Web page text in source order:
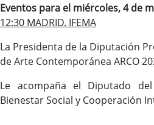
Eventos para el miércoles, 4 de
12:30 MADRID. IFEMA
La Presidenta de la Diputación
de Arte Contemporánea ARCO
Le acompaña el Diputado
Bienestar Social y Cooperación